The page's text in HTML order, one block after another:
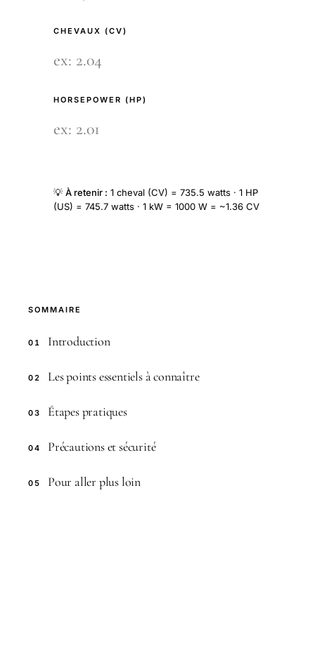
CHEVAUX (CV)
HORSEPOWER (HP)
💡 À retenir : 1 cheval (CV) = 735.5 watts · 1 HP
(US) = 745.7 watts · 1 kW = 1000 W = ~1.36 CV
SOMMAIRE
01 Introduction
02 Les points essentiels à connaître
03 Étapes pratiques
04 Précautions et sécurité
05 Pour aller plus loin